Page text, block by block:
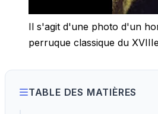
Il s'agit d'une photo d'un
perruque classique du
TABLE DES MATIÈRES